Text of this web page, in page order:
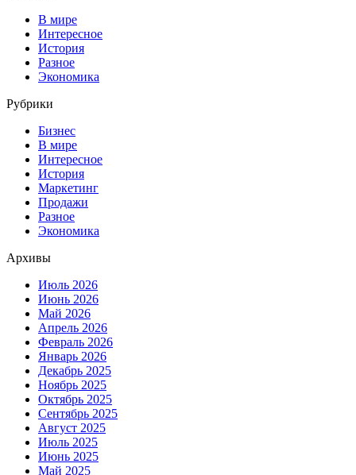
В мире
Интересное
История
Разное
Экономика
Рубрики
Бизнес
В мире
Интересное
История
Маркетинг
Продажи
Разное
Экономика
Архивы
Июль 2026
Июнь 2026
Май 2026
Апрель 2026
Февраль 2026
Январь 2026
Декабрь 2025
Ноябрь 2025
Октябрь 2025
Сентябрь 2025
Август 2025
Июль 2025
Июнь 2025
Май 2025